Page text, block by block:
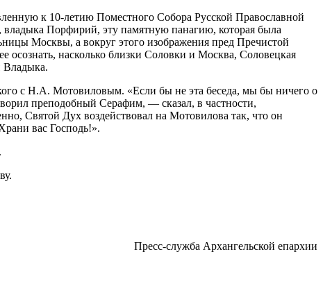
к 10-летию Поместного Собора Русской Православной
Порфирий, эту памятную панагию, которая была
Москвы, а вокруг этого изображения пред Пречистой
осознать, насколько близки Соловки и Москва, Соловецкая
Владыка.
с Н.А. Мотовиловым. «Если бы не эта беседа, мы бы ничего о
преподобный Серафим, — сказал, в частности,
Святой Дух воздействовал на Мотовилова так, что он
вас Господь!».
Пресс-служба Архангельской епархии